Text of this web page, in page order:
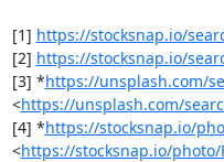
[1] https://stocksnap.io/
[2] https://stocksnap.io/
[3] *https://unsplash.com/
<https://unsplash.com/
[4] *https://stocksnap.io/
<https://stocksnap.io/photo/